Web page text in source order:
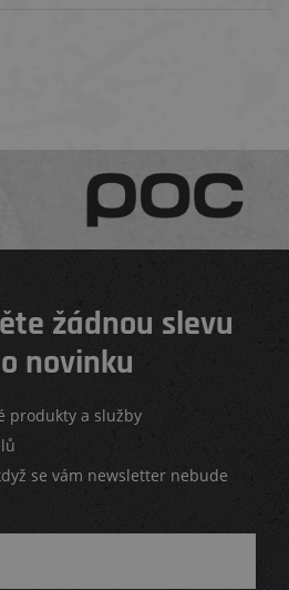
žádnou slevu
novinku
produkty a služby
se vám newsletter nebude